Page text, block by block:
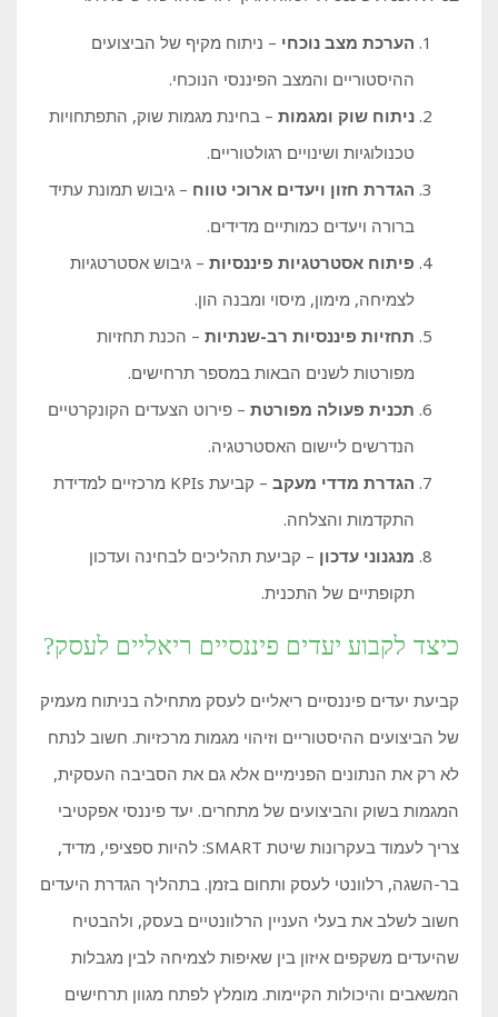
הערכת מצב נוכחי – ניתוח מקיף של הביצועים
ההיסטוריים והמצב הפיננסי הנוכחי.
ניתוח שוק ומגמות – בחינת מגמות שוק, התפתחויות
טכנולוגיות ושינויים רגולטוריים.
הגדרת חזון ויעדים ארוכי טווח – גיבוש תמונת עתיד
ברורה ויעדים כמותיים מדידים.
פיתוח אסטרטגיות פיננסיות – גיבוש אסטרטגיות
לצמיחה, מימון, מיסוי ומבנה הון.
תחזיות פיננסיות רב-שנתיות – הכנת תחזיות
מפורטות לשנים הבאות במספר תרחישים.
תכנית פעולה מפורטת – פירוט הצעדים הקונקרטיים
הנדרשים ליישום האסטרטגיה.
הגדרת מדדי מעקב
– קביעת KPIs מרכזיים למדידת
התקדמות והצלחה.
מנגנוני עדכון – קביעת תהליכים לבחינה ועדכון
תקופתיים של התכנית.
כיצד לקבוע יעדים פיננסיים ריאליים לעסק?
קביעת יעדים פיננסיים ריאליים לעסק מתחילה בניתוח מעמיק
של הביצועים ההיסטוריים וזיהוי מגמות מרכזיות. חשוב לנתח
לא רק את הנתונים הפנימיים אלא גם את הסביבה העסקית,
המגמות בשוק והביצועים של מתחרים. יעד פיננסי אפקטיבי
צריך לעמוד בעקרונות שיטת SMART: להיות ספציפי, מדיד,
בר-השגה, רלוונטי לעסק ותחום בזמן. בתהליך הגדרת היעדים
חשוב לשלב את בעלי העניין הרלוונטיים בעסק, ולהבטיח
שהיעדים משקפים איזון בין שאיפות לצמיחה לבין מגבלות
המשאבים והיכולות הקיימות. מומלץ לפתח מגוון תרחישים